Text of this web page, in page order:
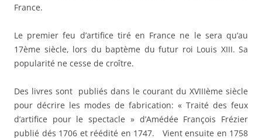
France.
Le premier feu d’artifice tiré en France ne le sera qu’au
17ème siècle, lors du baptème du futur roi Louis XIII. Sa
popularité ne cesse de croître.
Des livres sont publiés dans le courant du XVIIIème siècle
pour décrire les modes de fabrication: « Traité des feux
d’artifice pour le spectacle » d’Amédée François Frézier
publié dés 1706 et réédité en 1747. Vient ensuite en 1758